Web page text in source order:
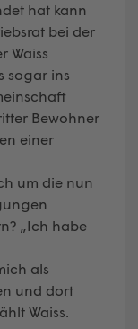
hat kann
bei der
Waiss
sogar ins
Bewohner
einer
um die nun
„Ich habe
als
und dort
Waiss.